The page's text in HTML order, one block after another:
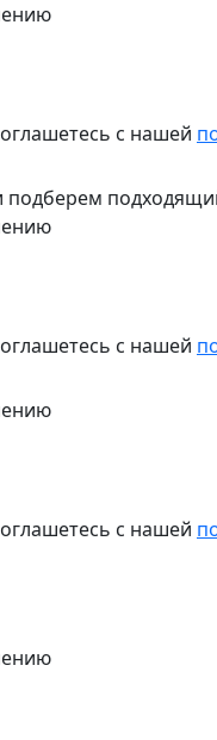
с нашей
с нашей
с нашей